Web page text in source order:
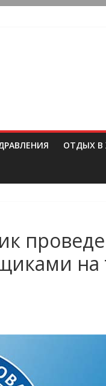
ОТДЫХ В
на